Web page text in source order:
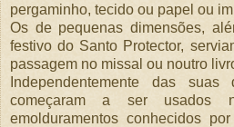
pergaminho, tecido ou papel ou
Os de pequenas dimensões,
festivo do Santo Protector,
passagem no missal ou noutro
Independentemente das
começaram a ser usados
emolduramentos conhecidos por